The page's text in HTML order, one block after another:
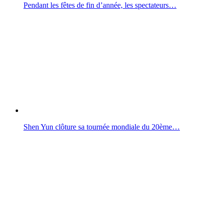
Pendant les fêtes de fin d’année, les spectateurs…
Shen Yun clôture sa tournée mondiale du 20ème…